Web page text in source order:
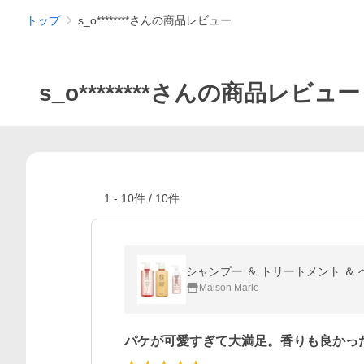
トップ s_o********さんの商品レビュー
s_o********さんの商品レビュー
1 - 10件 / 10件
Maison Marle
パケが可愛すぎて大満足。香りも良かっ